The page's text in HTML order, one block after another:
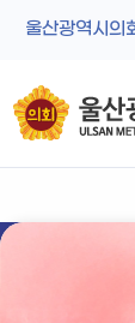
울산광역시의